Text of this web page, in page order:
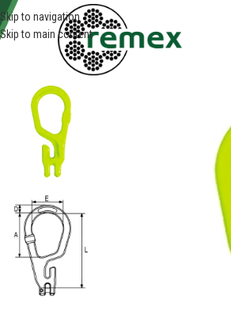
Skip to navigation
Skip to main content